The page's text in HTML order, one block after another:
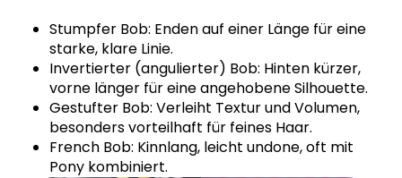
Stumpfer Bob: Enden auf einer Länge für eine
starke, klare Linie.
Invertierter (angulierter) Bob: Hinten kürzer,
vorne länger für eine angehobene Silhouette.
Gestufter Bob: Verleiht Textur und Volumen,
besonders vorteilhaft für feines Haar.
French Bob: Kinnlang, leicht undone, oft mit
Pony kombiniert.